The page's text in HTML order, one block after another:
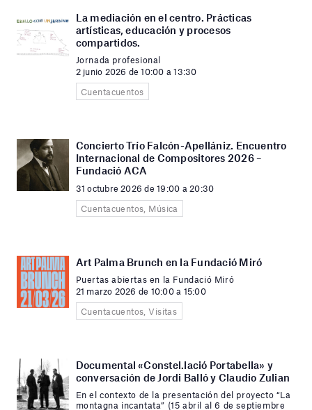
La mediación en el centro. Prácticas
artísticas, educación y procesos
compartidos.
Jornada profesional
2 junio 2026 de 10:00 a 13:30
Cuentacuentos
Concierto Trío Falcón-Apellániz. Encuentro
Internacional de Compositores 2026 –
Fundació ACA
31 octubre 2026 de 19:00 a 20:30
Cuentacuentos, Música
Art Palma Brunch en la Fundació Miró
Puertas abiertas en la Fundació Miró
21 marzo 2026 de 10:00 a 15:00
Cuentacuentos, Visitas
Documental «Constel.lació Portabella» y
conversación de Jordi Balló y Claudio Zulian
En el contexto de la presentación del proyecto “La
montagna incantata” (15 abril al 6 de septiembre